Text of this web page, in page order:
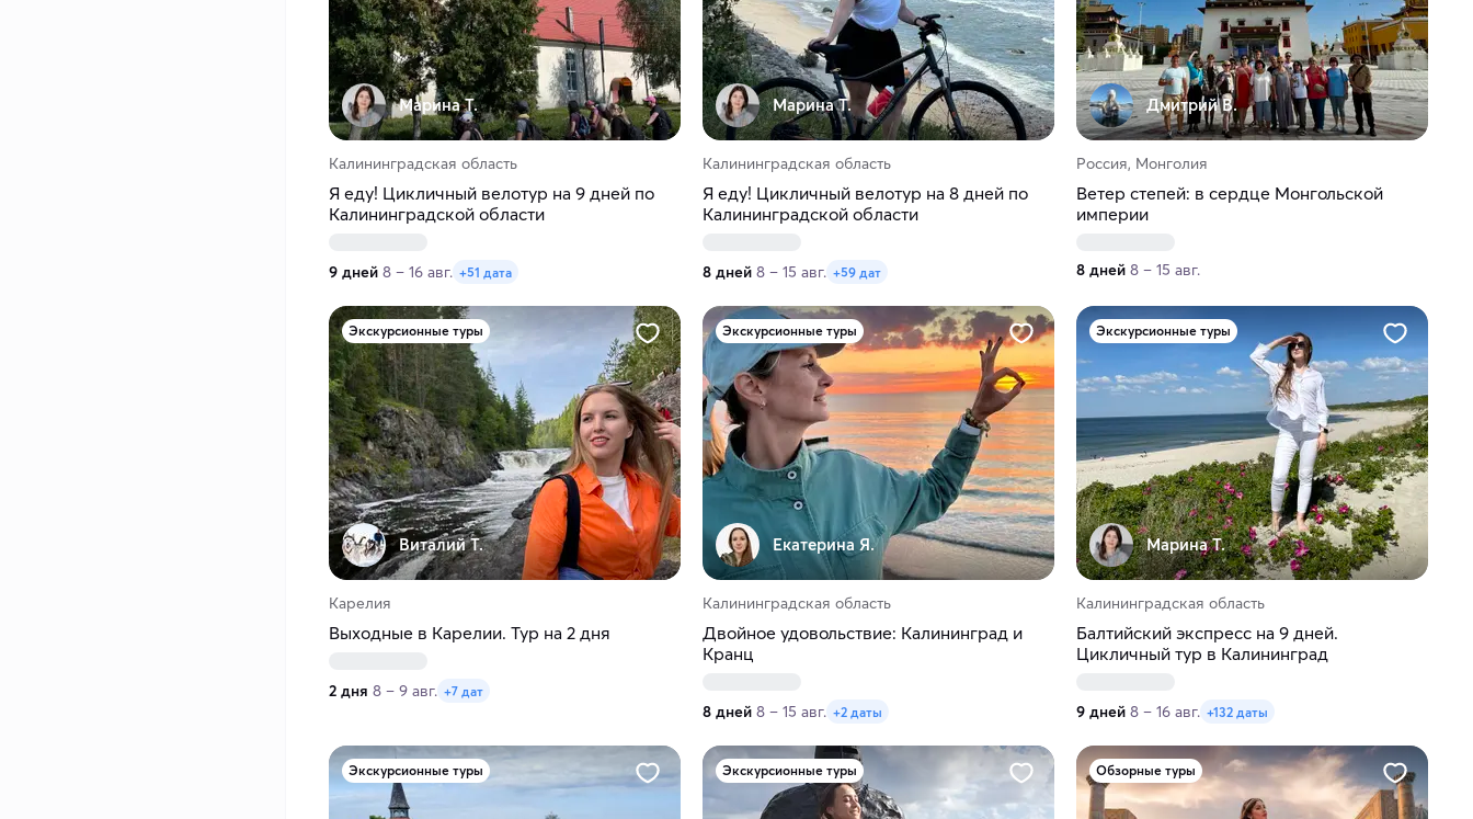
Марина Т.
Калининградская область
Я еду! Цикличный велотур на 9 дней по
Калининградской области
9 дней 8 – 16 авг. +51 дата
Марина Т.
Калининградская область
Я еду! Цикличный велотур на 8 дней по
Калининградской области
8 дней 8 – 15 авг. +59 дат
Дмитрий В.
Россия, Монголия
Ветер степей: в сердце Монгольской
империи
8 дней 8 – 15 авг.
Экскурсионные туры
Виталий Т.
Карелия
Выходные в Карелии. Тур на 2 дня
2 дня 8 – 9 авг. +7 дат
Экскурсионные туры
Екатерина Я.
Калининградская область
Двойное удовольствие: Калининград и
Кранц
8 дней 8 – 15 авг. +2 даты
Экскурсионные туры
Марина Т.
Калининградская область
Балтийский экспресс на 9 дней.
Цикличный тур в Калининград
9 дней 8 – 16 авг. +132 даты
Экскурсионные туры Экскурсионные туры Обзорные туры